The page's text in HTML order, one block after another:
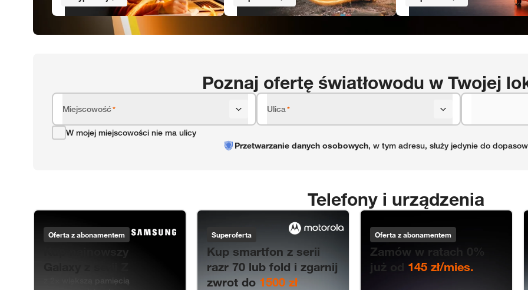
Poznaj ofertę światłowodu w Twojej
Miejscowość* Ulica*
W mojej miejscowości nie ma ulicy
Przetwarzanie danych osobowych, w tym adresu, służy jedynie do
Telefony i urządzenia
Samsung
Oferta z abonamentem
Kup najnowszy
z 2× większą pamięcią
Motorola
Superoferta
Kup smartfon z serii
razr 70 lub fold i zgarnij
zwrot do 1500 zł
Samsung Galaxy S26 Ultra 5G 12/256
Oferta z abonamentem
Zamów w ratach 0%
już od 145 zł/mies.